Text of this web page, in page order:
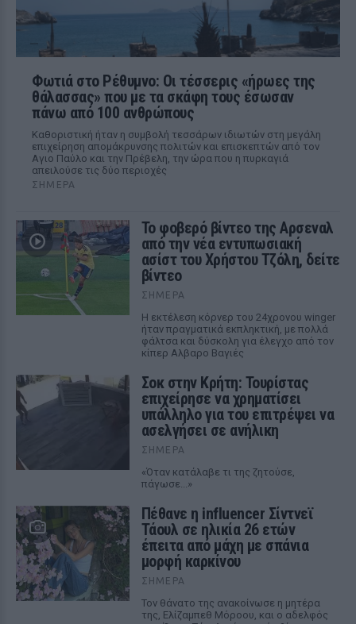
Φωτιά στο Ρέθυμνο: Οι τέσσερις «ήρωες της
θάλασσας» που με τα σκάφη τους έσωσαν
πάνω από 100 ανθρώπους
Καθοριστική ήταν η συμβολή τεσσάρων ιδιωτών στη μεγάλη
επιχείρηση απομάκρυνσης πολιτών και επισκεπτών από τον
Αγιο Παύλο και την Πρέβελη, την ώρα που η πυρκαγιά
απειλούσε τις δύο περιοχές
ΣΉΜΕΡΑ
Το φοβερό βίντεο της Αρσεναλ
από την νέα εντυπωσιακή
ασίστ του Χρήστου Τζόλη, δείτε
βίντεο
ΣΉΜΕΡΑ
Η εκτέλεση κόρνερ του 24χρονου winger
ήταν πραγματικά εκπληκτική, με πολλά
φάλτσα και δύσκολη για έλεγχο από τον
κίπερ Αλβαρο Βαγιές
Σοκ στην Κρήτη: Τουρίστας
επιχείρησε να χρηματίσει
υπάλληλο για του επιτρέψει να
ασελγήσει σε ανήλικη
ΣΉΜΕΡΑ
«Όταν κατάλαβε τι της ζητούσε,
πάγωσε...»
Πέθανε η influencer Σίντνεϊ
Τάουλ σε ηλικία 26 ετών
έπειτα από μάχη με σπάνια
μορφή καρκίνου
ΣΉΜΕΡΑ
Τον θάνατο της ανακοίνωσε η μητέρα
της, Ελίζαμπεθ Μόροου, και ο αδελφός